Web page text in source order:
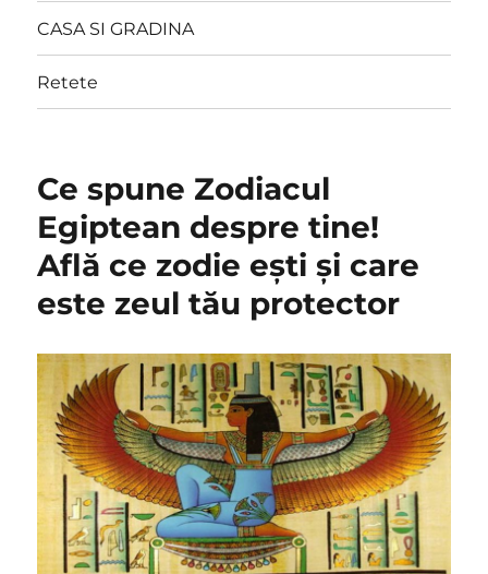
CASA SI GRADINA
Retete
Ce spune Zodiacul
Egiptean despre tine!
Află ce zodie ești și care
este zeul tău protector